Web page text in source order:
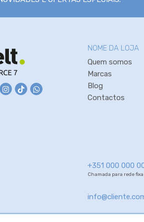
NOME DA LOJA
Quem somos
Marcas
Blog
Contactos
+351 000 000
Chamada para rede